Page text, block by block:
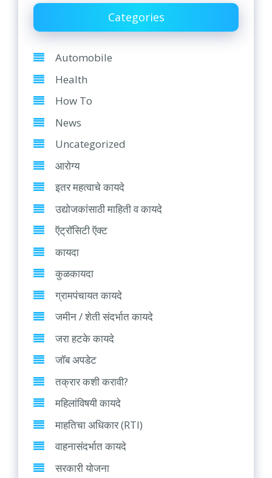
Categories
Automobile
Health
How To
News
Uncategorized
आरोग्य
इतर महत्वाचे कायदे
उद्योजकांसाठी माहिती व कायदे
ऍट्रॉसिटी ऍक्ट
कायदा
कुळकायदा
ग्रामपंचायत कायदे
जमीन / शेती संदर्भात कायदे
जरा हटके कायदे
जॉब अपडेट
तक्रार कशी करावी?
महिलांविषयी कायदे
माहतिचा अधिकार (RTI)
वाहनासंदर्भात कायदे
सरकारी योजना